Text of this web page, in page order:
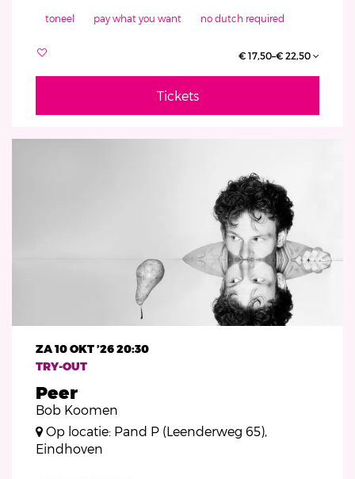
toneel pay what you want no dutch required
€ 17,50–€ 22,50
Tickets
Peer
Bob Koomen
TRY-OUT
ZA 10 OKT ’2620:30
Op locatie: Pand P (Leenderweg 65),
Eindhoven